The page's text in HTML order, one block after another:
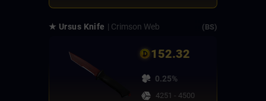
★ Ursus Knife | Crimson Web (BS)
152.32
0.25%
4251 - 4500